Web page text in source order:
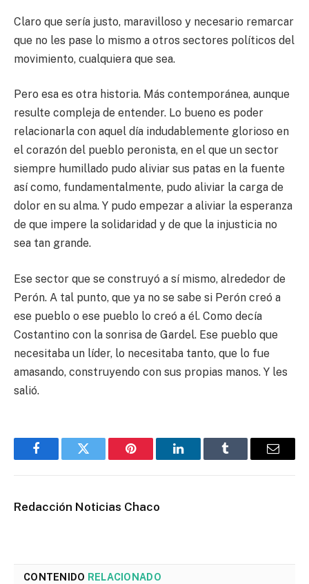
Claro que sería justo, maravilloso y necesario remarcar
que no les pase lo mismo a otros sectores políticos del
movimiento, cualquiera que sea.
Pero esa es otra historia. Más contemporánea, aunque
resulte compleja de entender. Lo bueno es poder
relacionarla con aquel día indudablemente glorioso en
el corazón del pueblo peronista, en el que un sector
siempre humillado pudo aliviar sus patas en la fuente
así como, fundamentalmente, pudo aliviar la carga de
dolor en su alma. Y pudo empezar a aliviar la esperanza
de que impere la solidaridad y de que la injusticia no
sea tan grande.
Ese sector que se construyó a sí mismo, alrededor de
Perón. A tal punto, que ya no se sabe si Perón creó a
ese pueblo o ese pueblo lo creó a él. Como decía
Costantino con la sonrisa de Gardel. Ese pueblo que
necesitaba un líder, lo necesitaba tanto, que lo fue
amasando, construyendo con sus propias manos. Y les
salió.
FacebookTwitter Pinterest LinkedInTumblr Email
Redacción Noticias Chaco
CONTENIDO RELACIONADO